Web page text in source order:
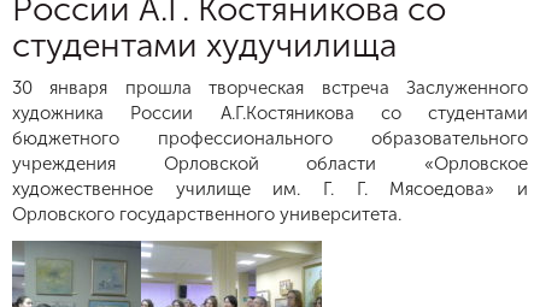
России А.Г. Костяникова со
студентами худучилища
30 января прошла творческая встреча Заслуженного
художника России А.Г.Костяникова со студентами
бюджетного профессионального образовательного
учреждения Орловской области «Орловское
художественное училище им. Г. Г. Мясоедова» и
Орловского государственного университета.